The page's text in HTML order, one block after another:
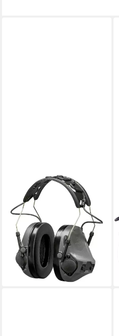
Kapselgehörschutz
Gehörschutz ComTac VIII
607,99 €
lieferbar - in 2-3 Werktagen bei dir